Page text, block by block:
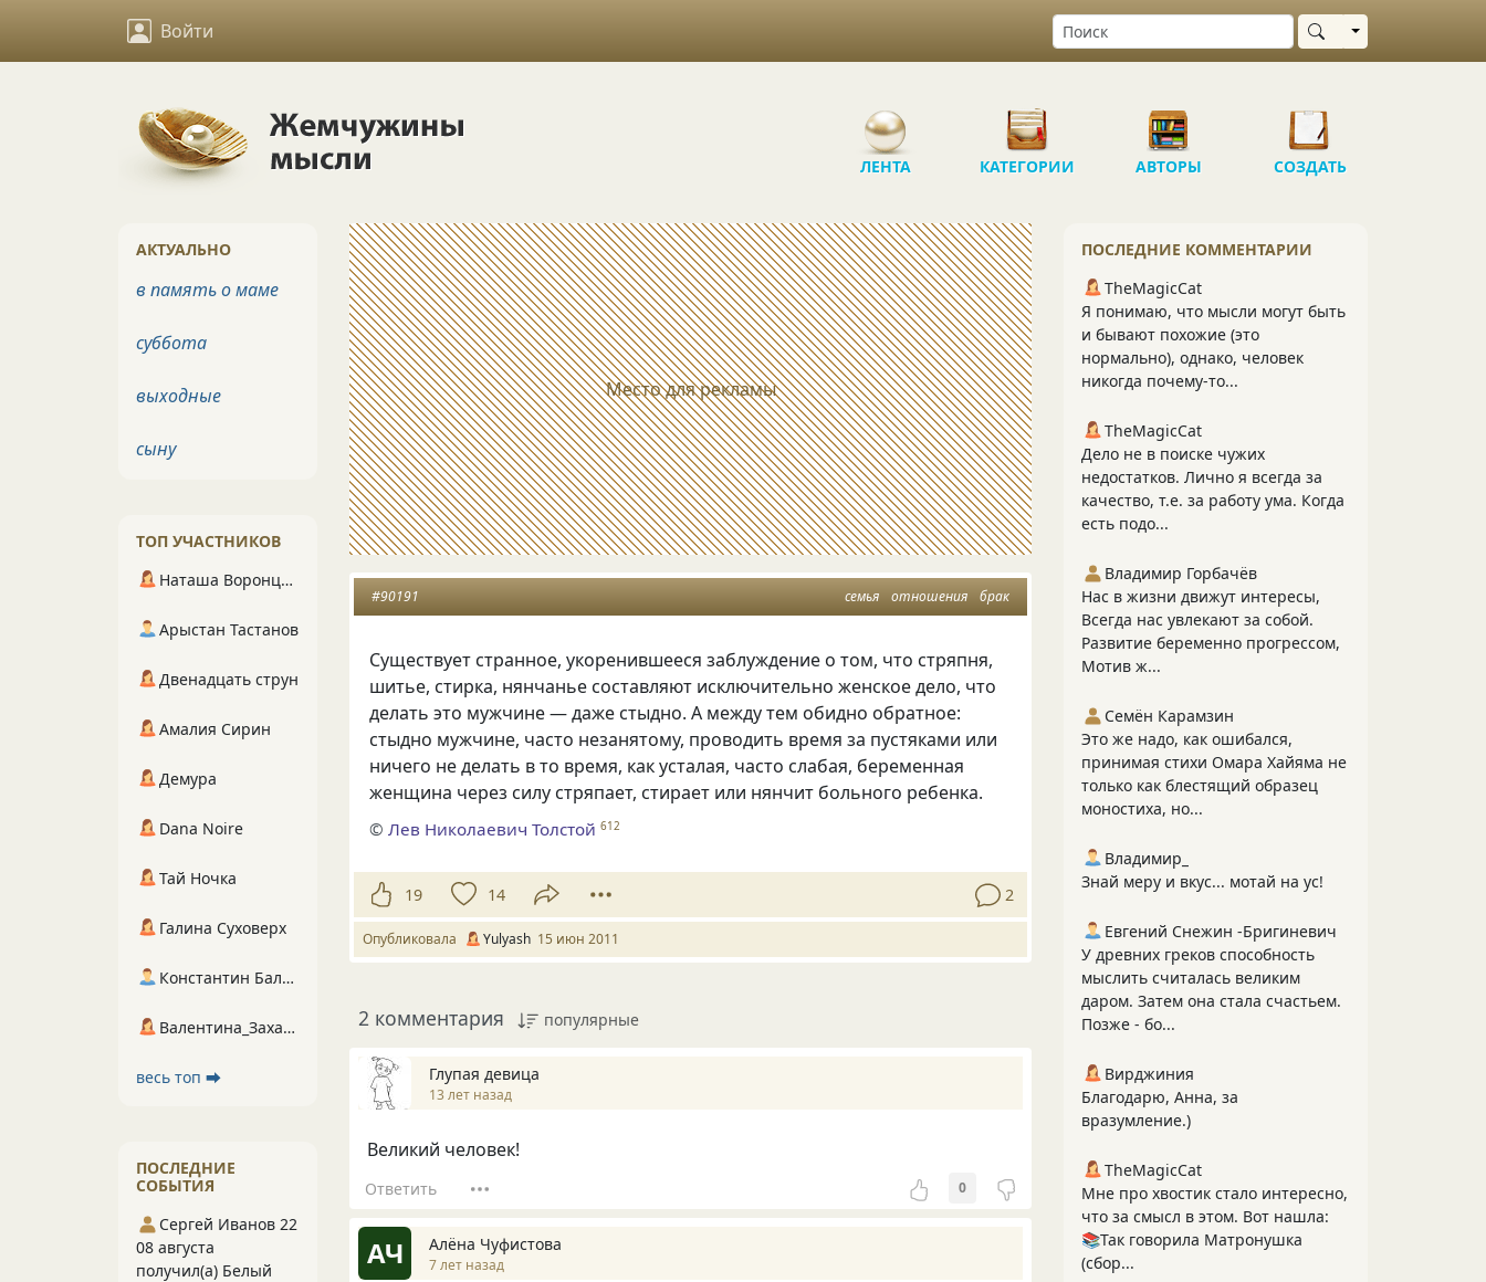
Войти Выбрать область
ЛЕНТА КАТЕГОРИИ АВТОРЫ СОЗДАТЬ
Место для рекламы
семья отношения брак
#90191
Существует странное, укоренившееся заблуждение о том, что стряпня,
шитье, стирка, нянчанье составляют исключительно женское дело, что
делать это мужчине — даже стыдно. А между тем обидно обратное:
стыдно мужчине, часто незанятому, проводить время за пустяками или
ничего не делать в то время, как усталая, часто слабая, беременная
женщина через силу стряпает, стирает или нянчит больного ребенка.
©Лев Николаевич Толстой 612
19 14 2
Опубликовала Yulyash 15 июн 2011
2 комментария популярные
Глупая девица
13 лет назад
Великий человек!
Ответить 0
АЧ Алёна Чуфистова
7 лет назад
ПОСЛЕДНИЕ КОММЕНТАРИИ
TheMagicCat
Я понимаю, что мысли могут быть
и бывают похожие (это
нормально), однако, человек
никогда почему-то...
TheMagicCat
Дело не в поиске чужих
недостатков. Лично я всегда за
качество, т.е. за работу ума. Когда
есть подо...
Владимир Горбачёв
Нас в жизни движут интересы,
Всегда нас увлекают за собой.
Развитие беременно прогрессом,
Мотив ж...
Семён Карамзин
Это же надо, как ошибался,
принимая стихи Омара Хайяма не
только как блестящий образец
моностиха, но...
Владимир_
Знай меру и вкус... мотай на ус!
Евгений Снежин -Бригиневич
У древних греков способность
мыслить считалась великим
даром. Затем она стала счастьем.
Позже - бо...
Вирджиния
Благодарю, Анна, за
вразумление.)
TheMagicCat
Мне про хвостик стало интересно,
что за смысл в этом. Вот нашла:
📚Так говорила Матронушка
(сбор...
АКТУАЛЬНО
в память о маме
суббота
выходные
сыну
ТОП УЧАСТНИКОВ
Наташа Воронцова
Арыстан Тастанов
Двенадцать струн
Амалия Сирин
Демура
Dana Noire
Тай Ночка
Галина Суховерх
Константин Балухта
Валентина_Захарова
весь топ ⮕
ПОСЛЕДНИЕ
СОБЫТИЯ
Сергей Иванов 22
08 августа
получил(а) Белый